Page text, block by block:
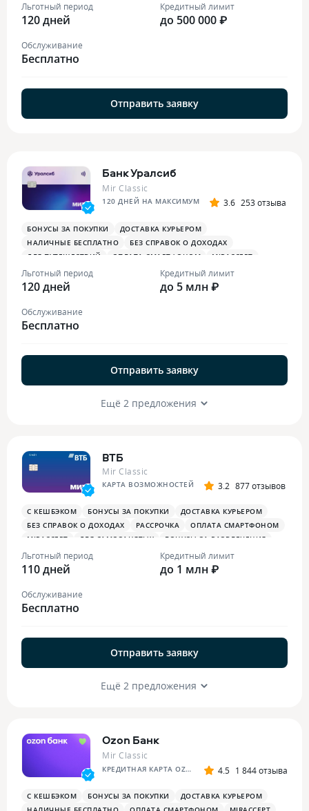
Льготный период
120 дней
Кредитный лимит
до 500 000 ₽
Обслуживание
Бесплатно
Отправить заявку
Банк Уралсиб
Mir Classic
120 ДНЕЙ НА МАКСИМУМ 3.6 253 отзыва
БОНУСЫ ЗА ПОКУПКИ
ДОСТАВКА КУРЬЕРОМ
НАЛИЧНЫЕ БЕСПЛАТНО
БЕЗ СПРАВОК О ДОХОДАХ
ДЛЯ ПУТЕШЕСТВИЙ
ОПЛАТА СМАРТФОНОМ MIRACCEPT
Льготный период
120 дней
Кредитный лимит
до 5 млн ₽
Обслуживание
Бесплатно
Отправить заявку
Ещё 2 предложения
ВТБ
Mir Classic
КАРТА ВОЗМОЖНОСТЕЙ 3.2 877 отзывов
С КЕШБЭКОМ БОНУСЫ ЗА ПОКУПКИ
ДОСТАВКА КУРЬЕРОМ
БЕЗ СПРАВОК О ДОХОДАХ
РАССРОЧКА
ОПЛАТА СМАРТФОНОМ
MIRACCEPT
ДЛЯ САМОЗАНЯТЫХ
БОНУСЫ ЗА РАЗВЛЕЧЕНИЯ
ПЛАТЕЖНЫЙ СТИКЕР
Льготный период
110 дней
Кредитный лимит
до 1 млн ₽
Обслуживание
Бесплатно
Отправить заявку
Ещё 2 предложения
Ozon Банк
Mir Classic
КРЕДИТНАЯ КАРТА OZON 4.5 1 844 отзыва
С КЕШБЭКОМ БОНУСЫ ЗА ПОКУПКИ
ДОСТАВКА КУРЬЕРОМ